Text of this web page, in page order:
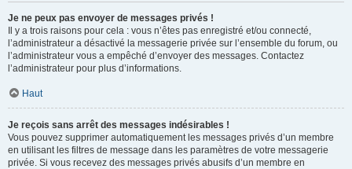
Je ne peux pas envoyer de messages privés !
Il y a trois raisons pour cela : vous n’êtes pas enregistré et/ou connecté,
l’administrateur a désactivé la messagerie privée sur l’ensemble du forum, ou
l’administrateur vous a empêché d’envoyer des messages. Contactez
l’administrateur pour plus d’informations.
Haut
Je reçois sans arrêt des messages indésirables !
Vous pouvez supprimer automatiquement les messages privés d’un membre
en utilisant les filtres de message dans les paramètres de votre messagerie
privée. Si vous recevez des messages privés abusifs d’un membre en